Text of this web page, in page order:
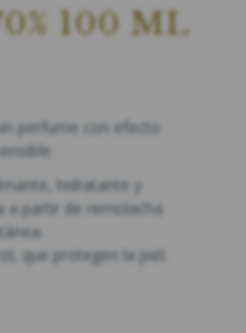
100 ML
perfume con efecto
hidratante y
a partir de remolacha
que protegen la piel.